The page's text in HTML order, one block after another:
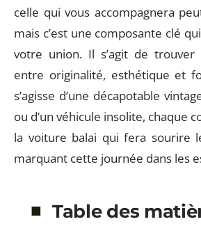
celle qui vous accompagnera
mais c’est une composante clé
votre union. Il s’agit de
entre originalité, esthétique et
s’agisse d’une décapotable
ou d’un véhicule insolite, chaque
la voiture balai qui fera sourire
marquant cette journée dans les
Table des